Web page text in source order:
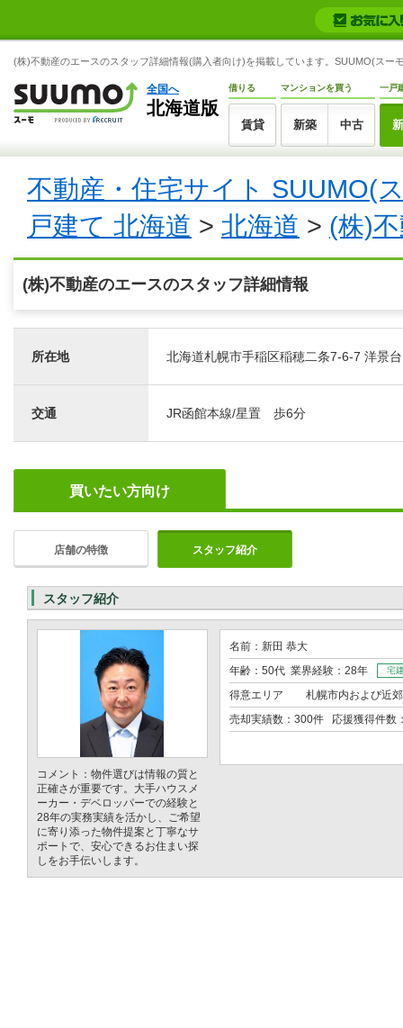
(株)不動産のエースのスタッフ詳細情報(購入者向け)を掲載しています。SUUMO(スー
全国へ
北海道版
借りる
賃貸
マンションを買う
新築 中古
一戸
不動産・住宅サイト SUUMO(
戸建て 北海道 > 北海道 > (株)
(株)不動産のエースのスタッフ詳細情報
所在地 北海道札幌市手稲区稲穂二条7-6-7 洋景
交通 JR函館本線/星置 歩6分
買いたい方向け
店舗の特徴 スタッフ紹介
スタッフ紹介
コメント：物件選びは情報の質と
正確さが重要です。大手ハウスメ
ーカー・デベロッパーでの経験と
28年の実務実績を活かし、ご希望
に寄り添った物件提案と丁寧なサ
ポートで、安心できるお住まい探
しをお手伝いします。
名前：新田 恭大
年齢：50代 業界経験：28年
宅
得意エリア
札幌市内および近郊
売却実績数：300件 応援獲得件数